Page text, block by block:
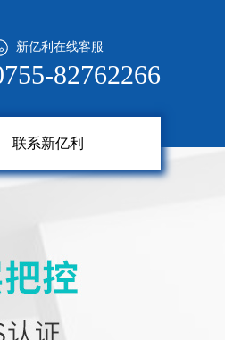
亿利在线客服
82762266
联系新亿利